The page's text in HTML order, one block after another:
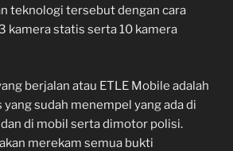
teknologi tersebut dengan cara
kamera statis serta 10 kamera
berjalan atau ETLE Mobile adalah
yang sudah menempel yang ada di
di mobil serta dimotor polisi.
merekam semua bukti